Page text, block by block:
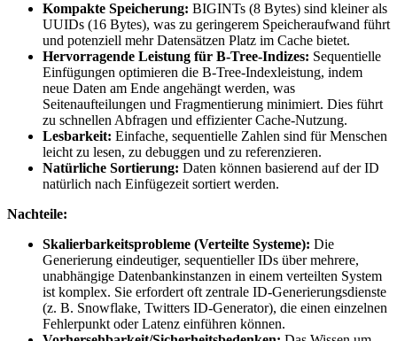
Kompakte Speicherung: BIGINTs (8 Bytes) sind kleiner als
UUIDs (16 Bytes), was zu geringerem Speicheraufwand führt
und potenziell mehr Datensätzen Platz im Cache bietet.
Hervorragende Leistung für B-Tree-Indizes: Sequentielle
Einfügungen optimieren die B-Tree-Indexleistung, indem
neue Daten am Ende angehängt werden, was
Seitenaufteilungen und Fragmentierung minimiert. Dies führt
zu schnellen Abfragen und effizienter Cache-Nutzung.
Lesbarkeit: Einfache, sequentielle Zahlen sind für Menschen
leicht zu lesen, zu debuggen und zu referenzieren.
Natürliche Sortierung: Daten können basierend auf der ID
natürlich nach Einfügezeit sortiert werden.
Nachteile:
Skalierbarkeitsprobleme (Verteilte Systeme): Die
Generierung eindeutiger, sequentieller IDs über mehrere,
unabhängige Datenbankinstanzen in einem verteilten System
ist komplex. Sie erfordert oft zentrale ID-Generierungsdienste
(z. B. Snowflake, Twitters ID-Generator), die einen einzelnen
Fehlerpunkt oder Latenz einführen können.